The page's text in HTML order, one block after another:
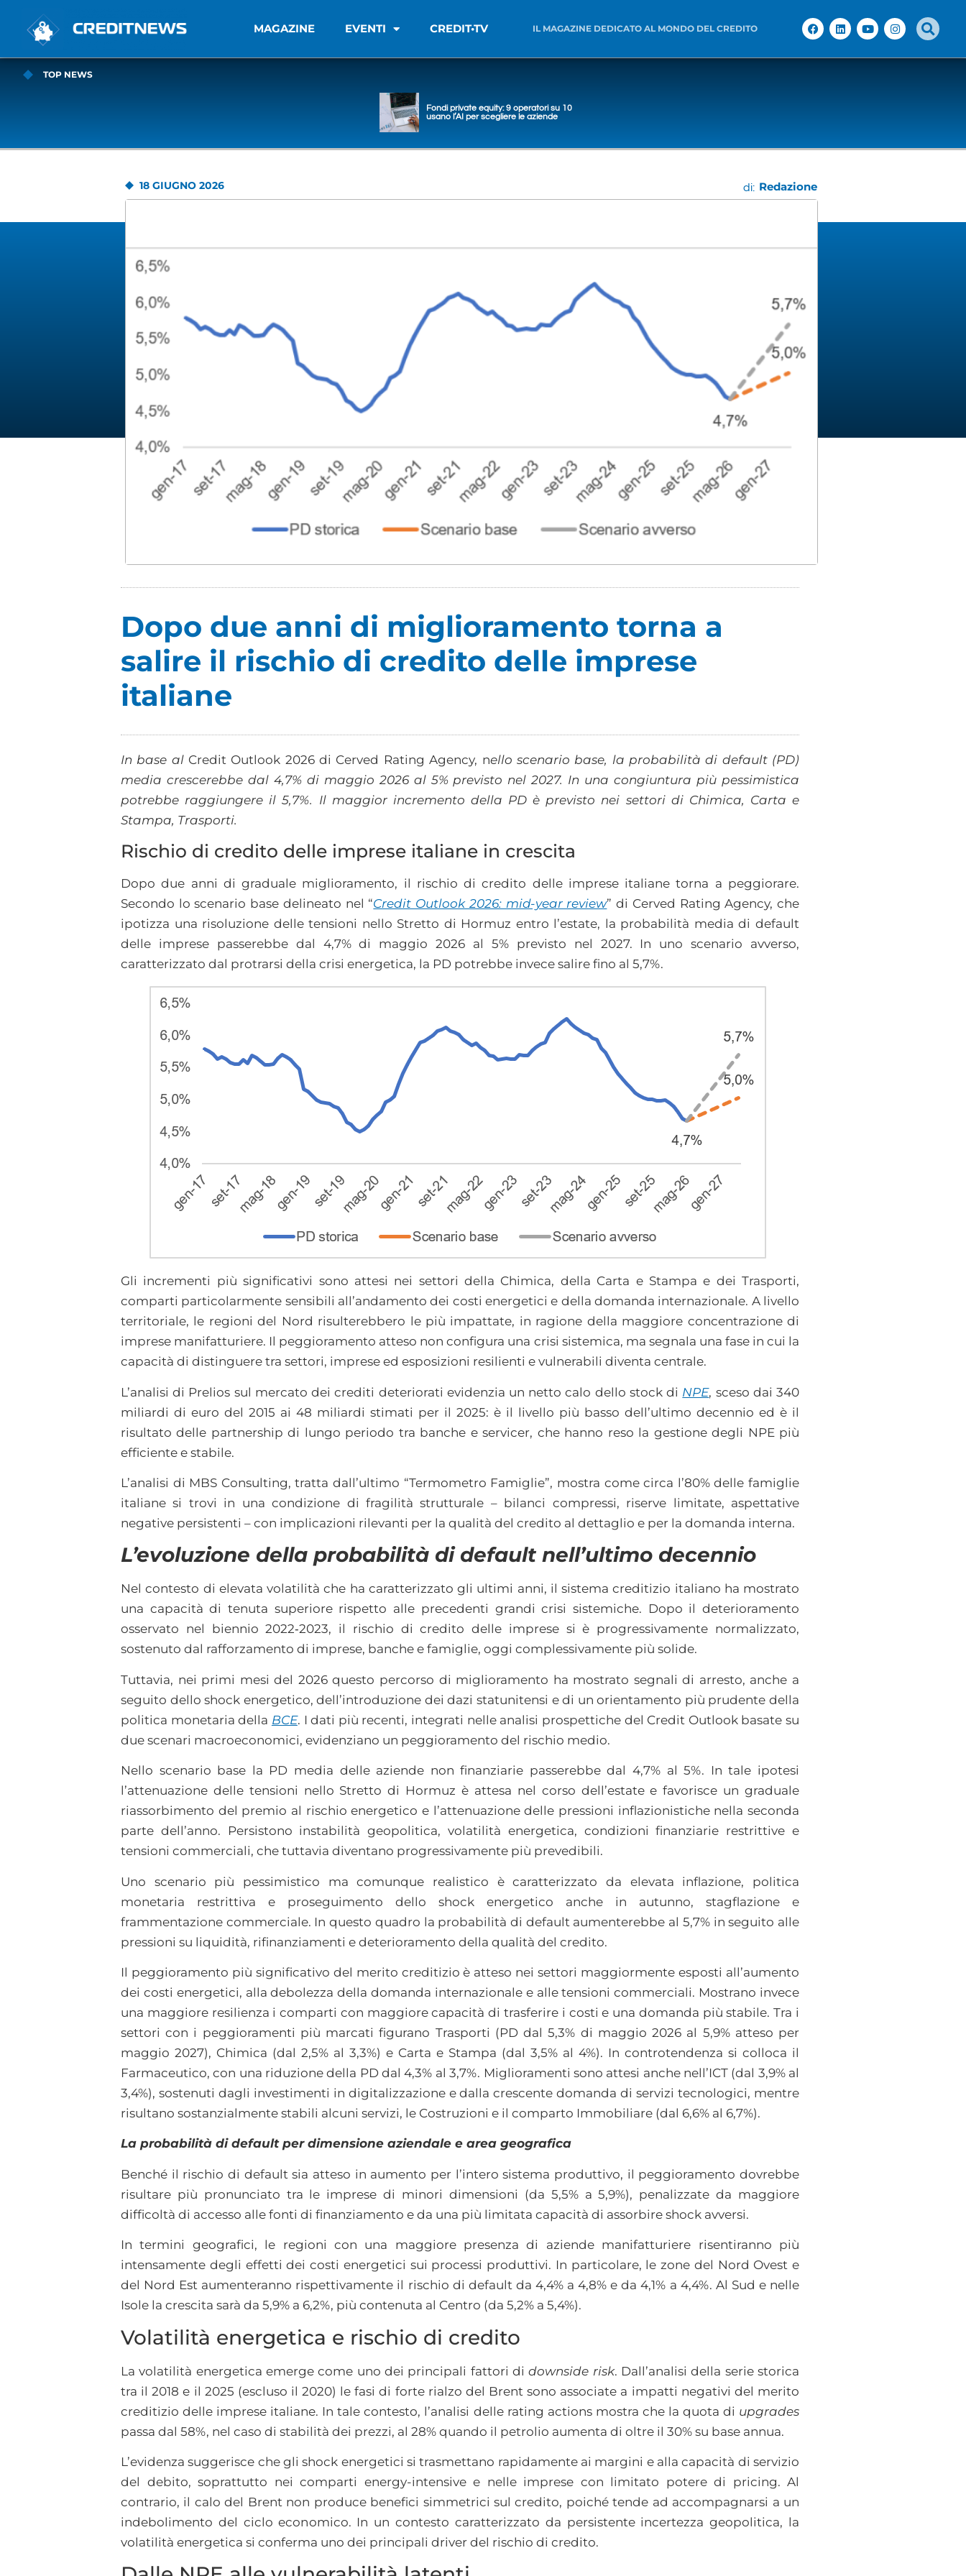
MAGAZINE EVENTI CREDIT•TV IL MAGAZINE DEDICATO AL MONDO DEL CREDITO
TOP NEWS
Fondi private equity: 9 operatori su 10
usano l’AI per scegliere le aziende
18 GIUGNO 2026 di: Redazione
Dopo due anni di miglioramento torna a
salire il rischio di credito delle imprese
italiane
In base al Credit Outlook 2026 di Cerved Rating Agency, nello scenario base, la probabilità di default (PD)
media crescerebbe dal 4,7% di maggio 2026 al 5% previsto nel 2027. In una congiuntura più pessimistica
potrebbe raggiungere il 5,7%. Il maggior incremento della PD è previsto nei settori di Chimica, Carta e
Stampa, Trasporti.
Rischio di credito delle imprese italiane in crescita
Dopo due anni di graduale miglioramento, il rischio di credito delle imprese italiane torna a peggiorare.
Secondo lo scenario base delineato nel “Credit Outlook 2026: mid-year review” di Cerved Rating Agency, che
ipotizza una risoluzione delle tensioni nello Stretto di Hormuz entro l’estate, la probabilità media di default
delle imprese passerebbe dal 4,7% di maggio 2026 al 5% previsto nel 2027. In uno scenario avverso,
caratterizzato dal protrarsi della crisi energetica, la PD potrebbe invece salire fino al 5,7%.
Gli incrementi più significativi sono attesi nei settori della Chimica, della Carta e Stampa e dei Trasporti,
comparti particolarmente sensibili all’andamento dei costi energetici e della domanda internazionale. A livello
territoriale, le regioni del Nord risulterebbero le più impattate, in ragione della maggiore concentrazione di
imprese manifatturiere. Il peggioramento atteso non configura una crisi sistemica, ma segnala una fase in cui la
capacità di distinguere tra settori, imprese ed esposizioni resilienti e vulnerabili diventa centrale.
L’analisi di Prelios sul mercato dei crediti deteriorati evidenzia un netto calo dello stock di NPE, sceso dai 340
miliardi di euro del 2015 ai 48 miliardi stimati per il 2025: è il livello più basso dell’ultimo decennio ed è il
risultato delle partnership di lungo periodo tra banche e servicer, che hanno reso la gestione degli NPE più
efficiente e stabile.
L’analisi di MBS Consulting, tratta dall’ultimo “Termometro Famiglie”, mostra come circa l’80% delle famiglie
italiane si trovi in una condizione di fragilità strutturale – bilanci compressi, riserve limitate, aspettative
negative persistenti – con implicazioni rilevanti per la qualità del credito al dettaglio e per la domanda interna.
L’evoluzione della probabilità di default nell’ultimo decennio
Nel contesto di elevata volatilità che ha caratterizzato gli ultimi anni, il sistema creditizio italiano ha mostrato
una capacità di tenuta superiore rispetto alle precedenti grandi crisi sistemiche. Dopo il deterioramento
osservato nel biennio 2022‑2023, il rischio di credito delle imprese si è progressivamente normalizzato,
sostenuto dal rafforzamento di imprese, banche e famiglie, oggi complessivamente più solide.
Tuttavia, nei primi mesi del 2026 questo percorso di miglioramento ha mostrato segnali di arresto, anche a
seguito dello shock energetico, dell’introduzione dei dazi statunitensi e di un orientamento più prudente della
politica monetaria della BCE. I dati più recenti, integrati nelle analisi prospettiche del Credit Outlook basate su
due scenari macroeconomici, evidenziano un peggioramento del rischio medio.
Nello scenario base la PD media delle aziende non finanziarie passerebbe dal 4,7% al 5%. In tale ipotesi
l’attenuazione delle tensioni nello Stretto di Hormuz è attesa nel corso dell’estate e favorisce un graduale
riassorbimento del premio al rischio energetico e l’attenuazione delle pressioni inflazionistiche nella seconda
parte dell’anno. Persistono instabilità geopolitica, volatilità energetica, condizioni finanziarie restrittive e
tensioni commerciali, che tuttavia diventano progressivamente più prevedibili.
Uno scenario più pessimistico ma comunque realistico è caratterizzato da elevata inflazione, politica
monetaria restrittiva e proseguimento dello shock energetico anche in autunno, stagflazione e
frammentazione commerciale. In questo quadro la probabilità di default aumenterebbe al 5,7% in seguito alle
pressioni su liquidità, rifinanziamenti e deterioramento della qualità del credito.
Il peggioramento più significativo del merito creditizio è atteso nei settori maggiormente esposti all’aumento
dei costi energetici, alla debolezza della domanda internazionale e alle tensioni commerciali. Mostrano invece
una maggiore resilienza i comparti con maggiore capacità di trasferire i costi e una domanda più stabile. Tra i
settori con i peggioramenti più marcati figurano Trasporti (PD dal 5,3% di maggio 2026 al 5,9% atteso per
maggio 2027), Chimica (dal 2,5% al 3,3%) e Carta e Stampa (dal 3,5% al 4%). In controtendenza si colloca il
Farmaceutico, con una riduzione della PD dal 4,3% al 3,7%. Miglioramenti sono attesi anche nell’ICT (dal 3,9% al
3,4%), sostenuti dagli investimenti in digitalizzazione e dalla crescente domanda di servizi tecnologici, mentre
risultano sostanzialmente stabili alcuni servizi, le Costruzioni e il comparto Immobiliare (dal 6,6% al 6,7%).
La probabilità di default per dimensione aziendale e area geografica
Benché il rischio di default sia atteso in aumento per l’intero sistema produttivo, il peggioramento dovrebbe
risultare più pronunciato tra le imprese di minori dimensioni (da 5,5% a 5,9%), penalizzate da maggiore
difficoltà di accesso alle fonti di finanziamento e da una più limitata capacità di assorbire shock avversi.
In termini geografici, le regioni con una maggiore presenza di aziende manifatturiere risentiranno più
intensamente degli effetti dei costi energetici sui processi produttivi. In particolare, le zone del Nord Ovest e
del Nord Est aumenteranno rispettivamente il rischio di default da 4,4% a 4,8% e da 4,1% a 4,4%. Al Sud e nelle
Isole la crescita sarà da 5,9% a 6,2%, più contenuta al Centro (da 5,2% a 5,4%).
Volatilità energetica e rischio di credito
La volatilità energetica emerge come uno dei principali fattori didownside risk. Dall’analisi della serie storica
tra il 2018 e il 2025 (escluso il 2020) le fasi di forte rialzo del Brent sono associate a impatti negativi del merito
creditizio delle imprese italiane. In tale contesto, l’analisi delle rating actions mostra che la quota di upgrades
passa dal 58%, nel caso di stabilità dei prezzi, al 28% quando il petrolio aumenta di oltre il 30% su base annua.
L’evidenza suggerisce che gli shock energetici si trasmettano rapidamente ai margini e alla capacità di servizio
del debito, soprattutto nei comparti energy-intensive e nelle imprese con limitato potere di pricing. Al
contrario, il calo del Brent non produce benefici simmetrici sul credito, poiché tende ad accompagnarsi a un
indebolimento del ciclo economico. In un contesto caratterizzato da persistente incertezza geopolitica, la
volatilità energetica si conferma uno dei principali driver del rischio di credito.